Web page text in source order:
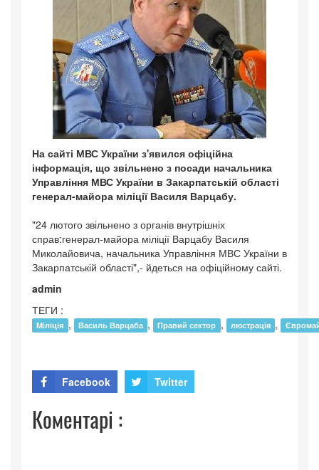
На сайті МВС України з'явился офіційна
інформація, що звільнено з посади начальника
Управління МВС України в Закарпатській області
генерал-майора міліції Василя Варцабу.
"24 лютого звільнено з органів внутрішніх
справ:генерал-майора міліції Варцабу Василя
Миколайовича, начальника Управління МВС України в
Закарпатській області",- йдеться на офіційному сайті.
admin
ТЕГИ :
Міліція , Василь Варцаба , Правий сектор , люстрація ,
Facebook Twitter
Коментарі :